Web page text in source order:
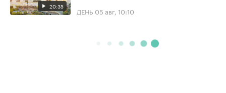
20:35 ДЕНЬ 05 авг, 10:10